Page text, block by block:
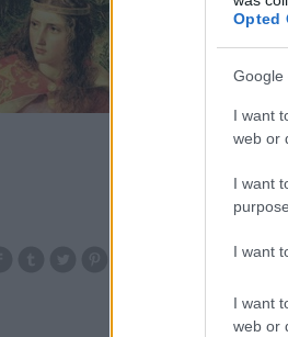
Opted
Google
I want
web or
I want
I want
I want
web or
uralkodója volt